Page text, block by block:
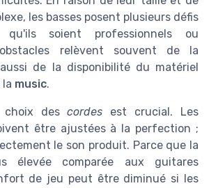
les basses posent plusieurs défis
qu'ils soient professionnels ou
relèvent souvent de la
de la disponibilité du matériel
la music.
choix descordes est crucial. Les
être ajustées à la perfection ;
le son produit. Parce que la
élevée comparée aux guitares
de jeu peut être diminué si les